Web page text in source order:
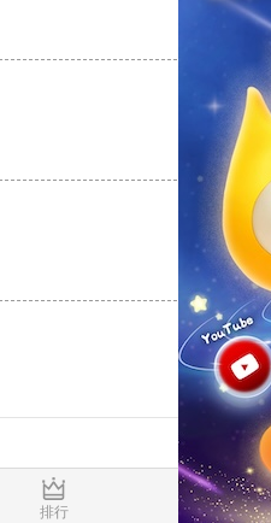
排行